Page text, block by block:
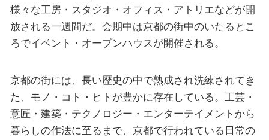
様々な工房・スタジオ・オフィス・アトリエなどが開
放される一週間だ。会期中は京都の街中のいたるとこ
ろでイベント・オープンハウスが開催される。
京都の街には、長い歴史の中で熟成され洗練されてき
た、モノ・コト・ヒトが豊かに存在している。工芸・
意匠・建築・テクノロジー・エンターテイメントから
暮らしの作法に至るまで、京都で行われている日常の